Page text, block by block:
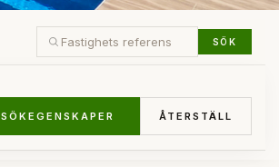
SÖK
SÖKEGENSKAPER ÅTERSTÄLL